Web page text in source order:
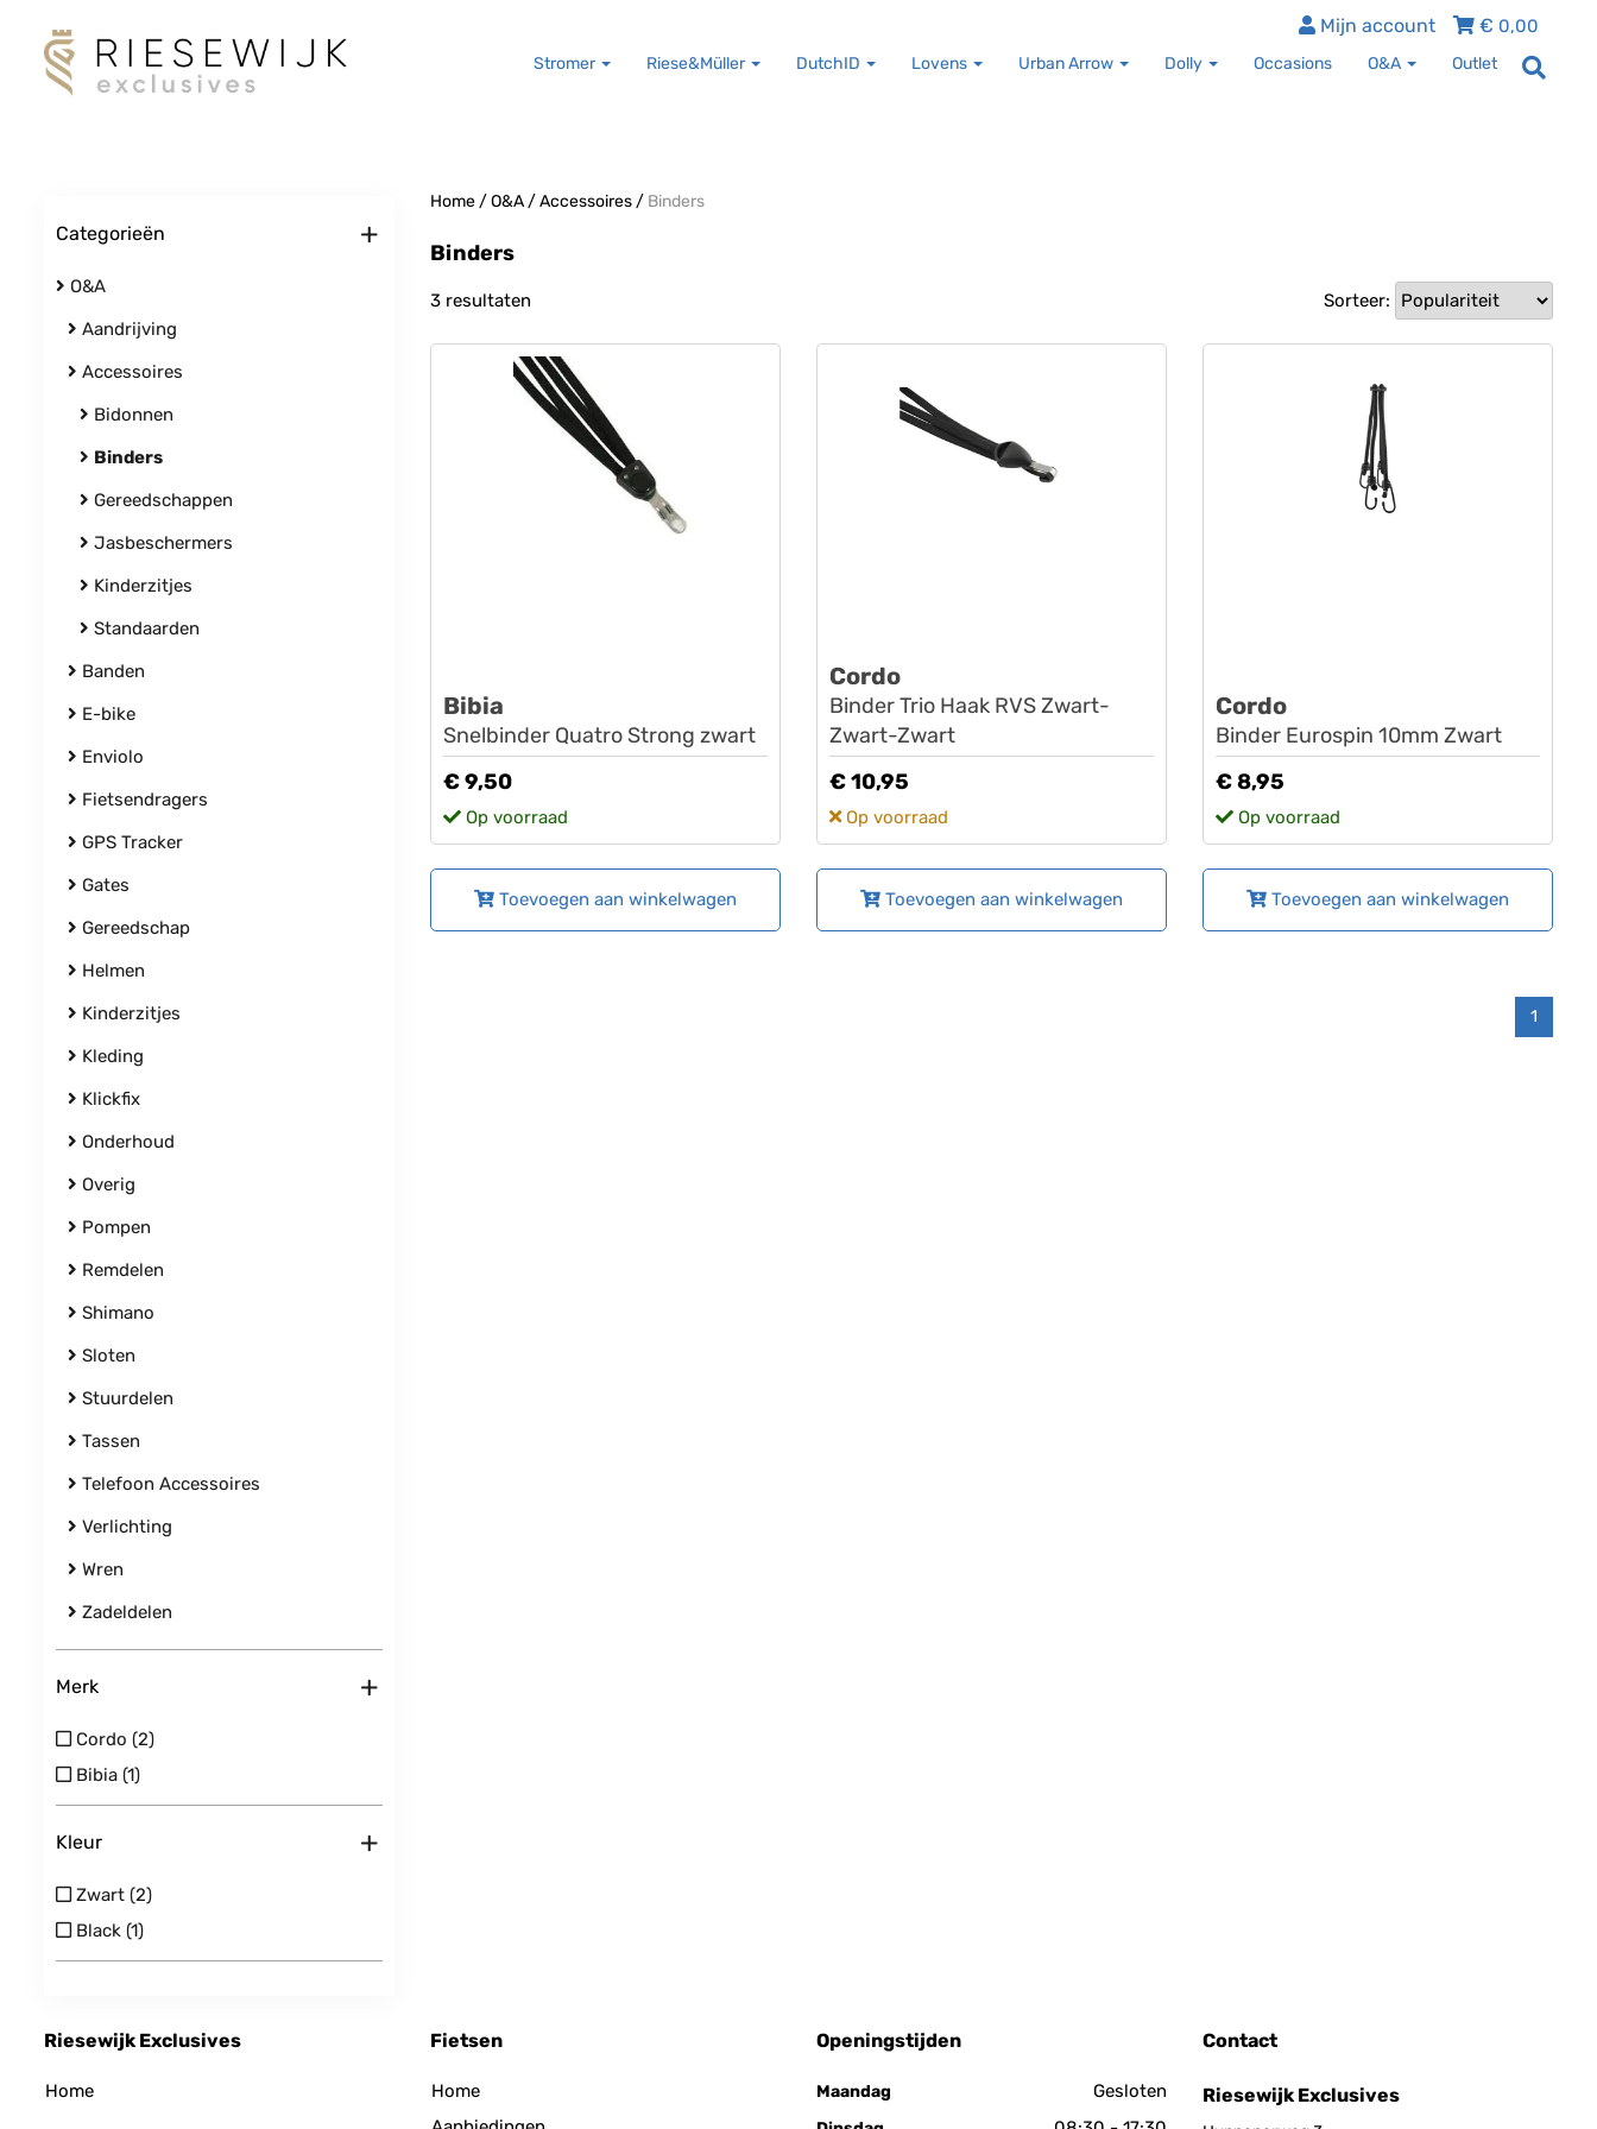
€ 0,00
Mijn account
Stromer Riese&Müller DutchID Lovens Urban Arrow Dolly Occasions O&A Outlet
Categorieën +
O&A
Aandrijving
Accessoires
Bidonnen
Binders
Gereedschappen
Jasbeschermers
Kinderzitjes
Standaarden
Banden
E-bike
Enviolo
Fietsendragers
GPS Tracker
Gates
Gereedschap
Helmen
Kinderzitjes
Kleding
Klickfix
Onderhoud
Overig
Pompen
Remdelen
Shimano
Sloten
Stuurdelen
Tassen
Telefoon Accessoires
Verlichting
Wren
Zadeldelen
Merk +
Cordo (2)
Bibia (1)
Kleur +
Zwart (2)
Black (1)
Home/O&A/Accessoires/ Binders
Binders
3 resultaten Sorteer:
Bibia
Snelbinder Quatro Strong zwart
€ 9,50
Op voorraad
Toevoegen aan winkelwagen
Cordo
Binder Trio Haak RVS Zwart-
Zwart-Zwart
€ 10,95
Op voorraad
Toevoegen aan winkelwagen
Cordo
Binder Eurospin 10mm Zwart
€ 8,95
Op voorraad
Toevoegen aan winkelwagen
1
Riesewijk Exclusives
Home
Fietsen
Home
Openingstijden
Maandag Gesloten
Contact
Riesewijk Exclusives